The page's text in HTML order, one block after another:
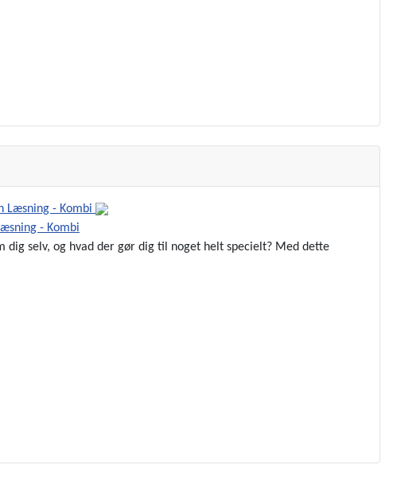
- Kombi
selv, og hvad der gør dig til noget helt specielt? Med dette